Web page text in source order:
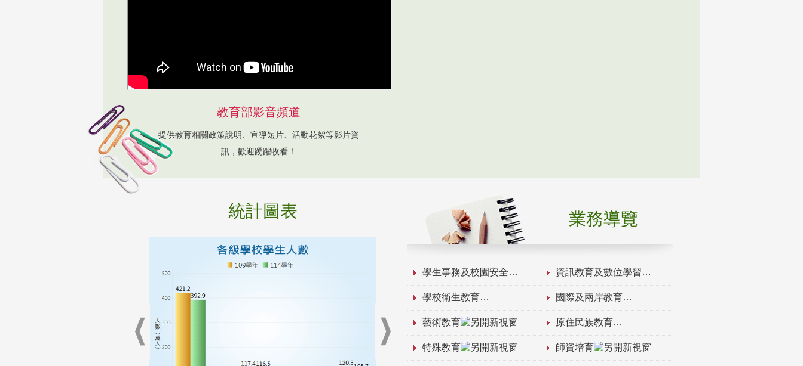
教育部影音頻道
提供教育相關政策說明、宣導短片、活動花絮等影片資
訊，歡迎踴躍收看！
統計圖表 業務導覽
學生事務及校園安全 資訊教育及數位學習
學校衛生教育 國際及兩岸教育
藝術教育 原住民族教育
特殊教育 師資培育